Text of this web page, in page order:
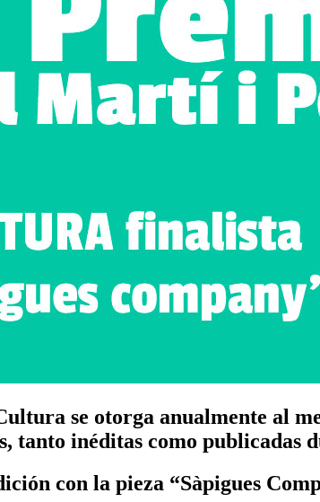
se otorga anualmente al
tanto inéditas como publicadas
con la pieza “Sàpigues